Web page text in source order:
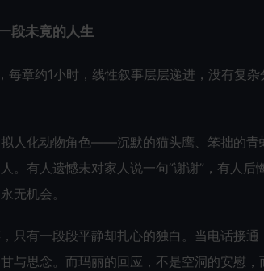
段未竟的人生
每章约1小时，线性叙事层层递进，没有复
人化动物角色——沉默的猫头鹰、笨拙的
。有人遗憾未对家人说一句“谢谢”，有人
无机会。
只有一段段平静却扎心的独白。当电话接
与思念。而玛丽的回应，不是空洞的安